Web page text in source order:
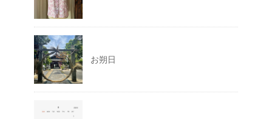
お朔日